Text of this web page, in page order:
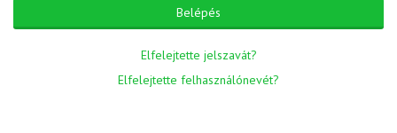
Belépés
Elfelejtette jelszavát?
Elfelejtette felhasználónevét?